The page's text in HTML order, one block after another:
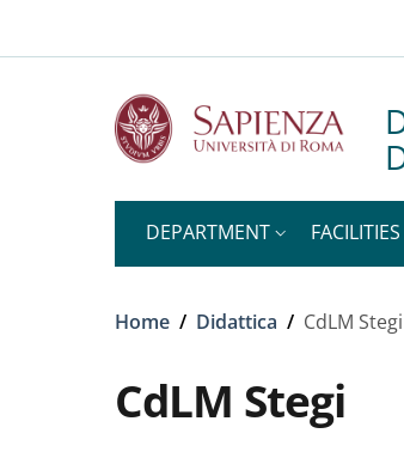
DEPARTMENT FACILITIES
Breadcrumb
Home / Didattica / CdLM Stegi
CdLM Stegi